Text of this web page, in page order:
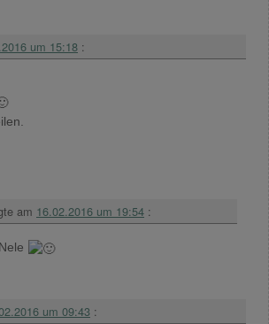
um 15:18 :
am 16.02.2016 um 19:54 :
um 09:43 :